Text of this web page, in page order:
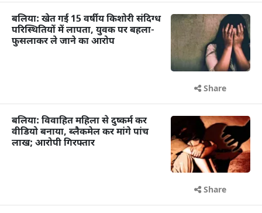
बलिया: खेत गई 15 वर्षीय किशोरी संदिग्ध
परिस्थितियों में लापता, युवक पर बहला-
फुसलाकर ले जाने का आरोप
Share
बलिया: विवाहित महिला से दुष्कर्म कर
वीडियो बनाया, ब्लैकमेल कर मांगे पांच
लाख; आरोपी गिरफ्तार
Share